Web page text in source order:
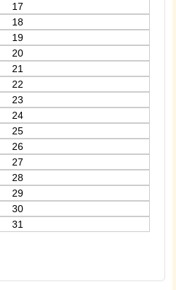
17
18
19
20
21
22
23
24
25
26
27
28
29
30
31